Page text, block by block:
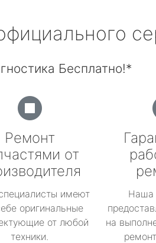
Бесплатно!*
Ремонт
от
имеют
оригинальные
от любой
техники.
Наша
на